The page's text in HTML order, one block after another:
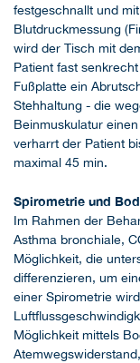
festgeschnallt und
Blutdruckmessung
wird der Tisch mit
Patient fast
Fußplatte ein
Stehhaltung - die
Beinmuskulatur
verharrt der Patient
maximal 45 min.
Spirometrie und
Im Rahmen der
Asthma bronchiale,
Möglichkeit, die
differenzieren, um
einer Spirometrie
Möglichkeit mittels